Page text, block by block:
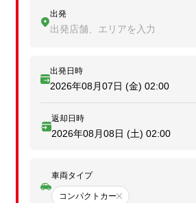
出発
出発店舗、エリアを入力
出発日時
2026年08月07日 (金) 02:00
返却日時
2026年08月08日 (土) 02:00
車両タイプ
コンパクトカー